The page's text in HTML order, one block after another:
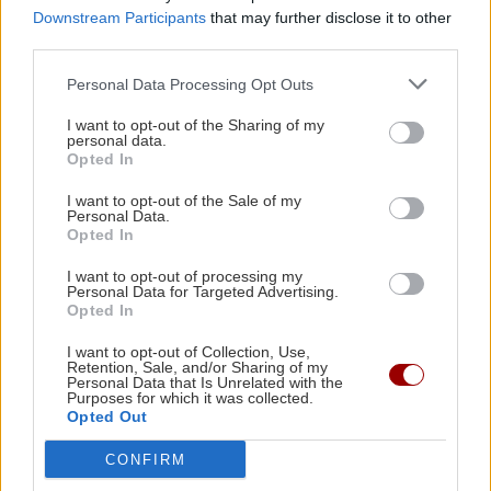
Downstream Participants that may further disclose it to other
Personal Data Processing Opt Outs
I want to opt-out of the Sharing of my
personal data.
Opted In
I want to opt-out of the Sale of my
Personal Data.
Opted In
I want to opt-out of processing my
Personal Data for Targeted Advertising.
Opted In
I want to opt-out of Collection, Use,
Retention, Sale, and/or Sharing of my
Personal Data that Is Unrelated with the
Purposes for which it was collected.
Opted Out
CONFIRM
Αυτά τα φρούτα επιλέγουν 4 ενδοκρινολόγοι
για καλύτερο έλεγχο του σακχάρου
Πλύσιμο των ποδιών με αλάτι και ελαιόλαδο:
Γιατί ειδικοί το συνιστούν και σε τι χρησιμεύει
ΚΟΣΜΟΣ
αξέχαστο (εικόνες)
ΚΟΣΜΟΣ
Ιταλία: Τα ελαιοτριβεία ενώνονται να
ΣΧΕΣΕΙΣ ΚΑΙ SEX
Πώς θα καταλάβεις ότι ένας
άνθρωπος δεν μπήκε τυχαία στη ζωή
σου
ΣΧΕΣΕΙΣ ΚΑΙ SEX
Μικρές αλλαγές που μπορούν να
φέρουν ξανά τη σπίθα στη σχέση σου
GOSSIP - LIFESTYLE